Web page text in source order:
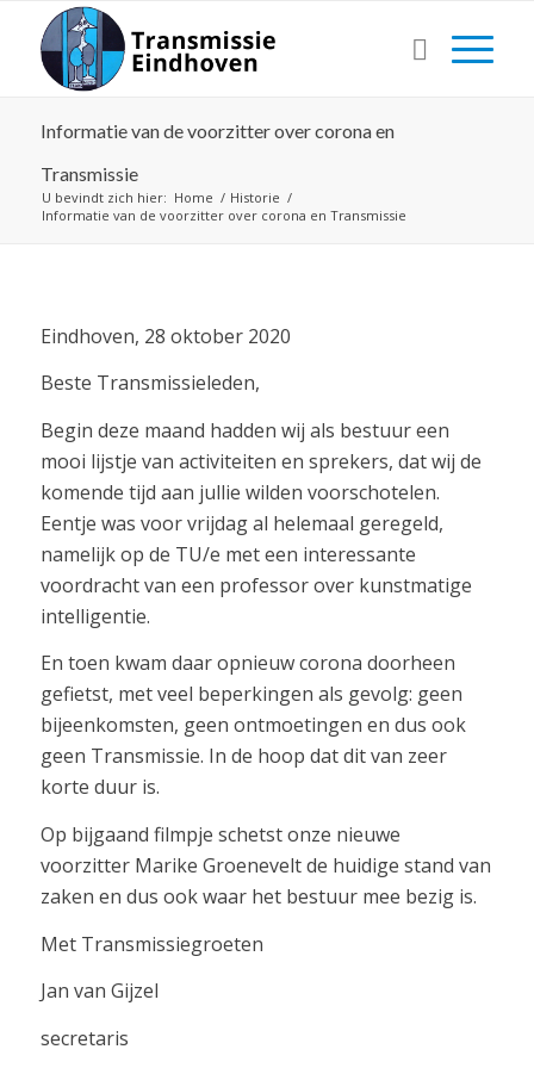
Informatie van de voorzitter over corona en
Transmissie
U bevindt zich hier: Home / Historie /
Informatie van de voorzitter over corona en Transmissie
Eindhoven, 28 oktober 2020
Beste Transmissieleden,
Begin deze maand hadden wij als bestuur een
mooi lijstje van activiteiten en sprekers, dat wij de
komende tijd aan jullie wilden voorschotelen.
Eentje was voor vrijdag al helemaal geregeld,
namelijk op de TU/e met een interessante
voordracht van een professor over kunstmatige
intelligentie.
En toen kwam daar opnieuw corona doorheen
gefietst, met veel beperkingen als gevolg: geen
bijeenkomsten, geen ontmoetingen en dus ook
geen Transmissie. In de hoop dat dit van zeer
korte duur is.
Op bijgaand filmpje schetst onze nieuwe
voorzitter Marike Groenevelt de huidige stand van
zaken en dus ook waar het bestuur mee bezig is.
Met Transmissiegroeten
Jan van Gijzel
secretaris